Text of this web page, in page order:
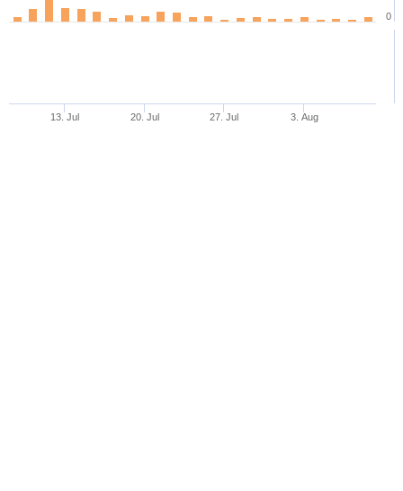
13. Jul 20. Jul 27. Jul 3. Aug
0